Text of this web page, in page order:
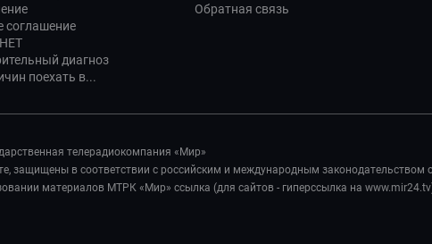
соглашение
диагноз
поехать в...
Обратная связь
телерадиокомпания «Мир»
защищены в соответствии с российским и международным законодательством
материалов МТРК «Мир» ссылка (для сайтов - гиперссылка на